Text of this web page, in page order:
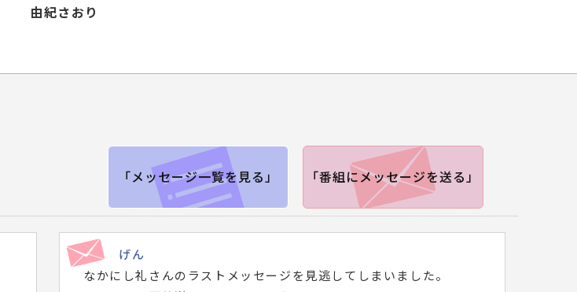
由紀さおり
「メッセージ一覧を見る」 「番組にメッセージを送る」
げん
なかにし礼さんのラストメッセージを見逃してしまいました。